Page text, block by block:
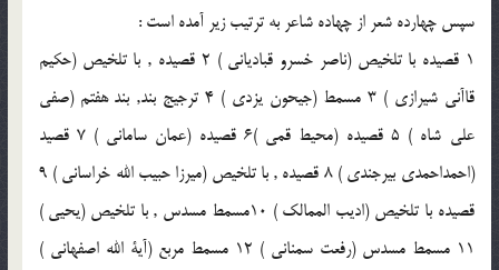
سپس چهارده شعر از چهاده شاعر به ترتيب زير آمده است :
1 قصيده با تلخيص (ناصر خسرو قباديانى ) 2 قصيده , با تلخيص (حكيم
قاآنى شيرازى ) 3 مسمط (جيحون يزدى ) 4 ترجيج بند, بند هفتم (صفى
على شاه ) 5 قصيده (محيط قمى )6 قصيده (عمان سامانى ) 7 قصيد
(احمداحمدى بيرجندى ) 8 قصيده , با تلخيص (ميرزا حبيب الله خراسانى ) 9
قصيده با تلخيص (اديب الممالك ) 10مسمط مسدس , با تلخيص (يحيى )
11 مسمط مسدس (رفعت سمنانى ) 12 مسمط مربع (آية الله اصفهانى )